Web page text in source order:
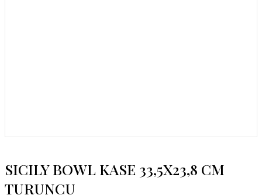
SICILY BOWL KASE 33,5X23,8 CM
TURUNCU